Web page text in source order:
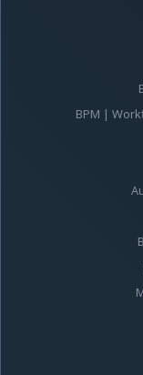
BPM |